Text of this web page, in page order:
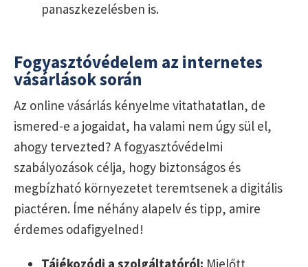
panaszkezelésben is.
Fogyasztóvédelem az internetes
vásárlások során
Az online vásárlás kényelme vitathatatlan, de
ismered-e a jogaidat, ha valami nem úgy sül el,
ahogy tervezted? A fogyasztóvédelmi
szabályozások célja, hogy biztonságos és
megbízható környezetet teremtsenek a digitális
piactéren. Íme néhány alapelv és tipp, amire
érdemes odafigyelned!
Tájékozódj a szolgáltatóról: Mielőtt